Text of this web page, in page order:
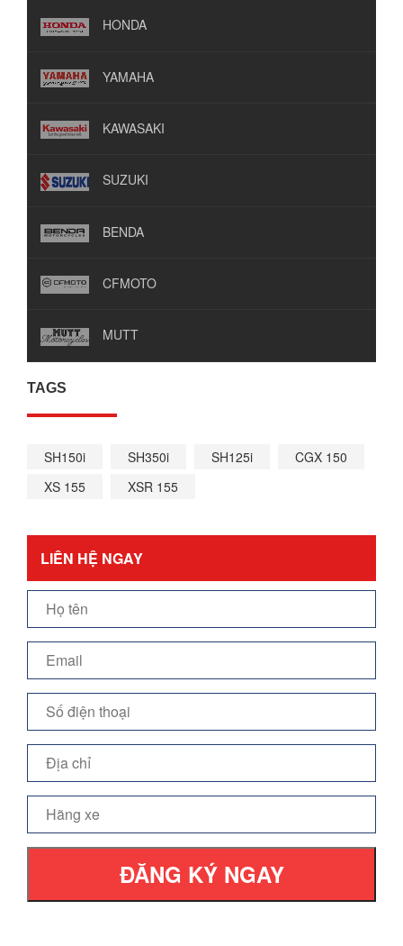
HONDA
YAMAHA
KAWASAKI
SUZUKI
BENDA
CFMOTO
MUTT
TAGS
SH150i SH350i SH125i
CGX 150
XS 155
XSR 155
LIÊN HỆ NGAY
ĐĂNG KÝ NGAY